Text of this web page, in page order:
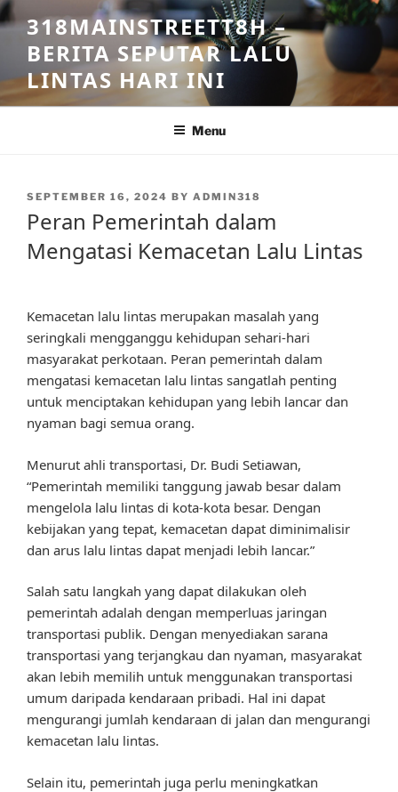
Skip
to
content
318MAINSTREETT8H –
BERITA SEPUTAR LALU
LINTAS HARI INI
Menu
POSTED
SEPTEMBER 16, 2024 BY ADMIN318
Peran Pemerintah dalam
Mengatasi Kemacetan Lalu Lintas
Kemacetan lalu lintas merupakan masalah yang
seringkali mengganggu kehidupan sehari-hari
masyarakat perkotaan. Peran pemerintah dalam
mengatasi kemacetan lalu lintas sangatlah penting
untuk menciptakan kehidupan yang lebih lancar dan
nyaman bagi semua orang.
Menurut ahli transportasi, Dr. Budi Setiawan,
“Pemerintah memiliki tanggung jawab besar dalam
mengelola lalu lintas di kota-kota besar. Dengan
kebijakan yang tepat, kemacetan dapat diminimalisir
dan arus lalu lintas dapat menjadi lebih lancar.”
Salah satu langkah yang dapat dilakukan oleh
pemerintah adalah dengan memperluas jaringan
transportasi publik. Dengan menyediakan sarana
transportasi yang terjangkau dan nyaman, masyarakat
akan lebih memilih untuk menggunakan transportasi
umum daripada kendaraan pribadi. Hal ini dapat
mengurangi jumlah kendaraan di jalan dan mengurangi
kemacetan lalu lintas.
Selain itu, pemerintah juga perlu meningkatkan